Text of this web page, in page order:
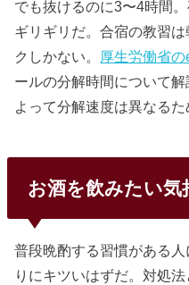
でも抜けるのに3〜4時間
ギリギリだ。合宿の教習
クしかない。 厚生労働省
ールの分解時間について
よって分解速度は異なるた
お酒を飲みたい気
普段晩酌する習慣がある
りにキツいはずだ。対処